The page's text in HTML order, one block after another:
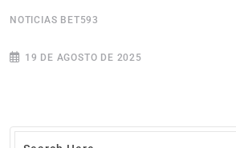
NOTICIAS BET593
19 DE AGOSTO DE 2025